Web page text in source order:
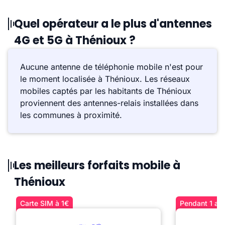
Quel opérateur a le plus d'antennes
4G et 5G à Thénioux ?
Aucune antenne de téléphonie mobile n'est pour
le moment localisée à Thénioux. Les réseaux
mobiles captés par les habitants de Thénioux
proviennent des antennes-relais installées dans
les communes à proximité.
Les meilleurs forfaits mobile à
Thénioux
Carte SIM à 1€ Pendant 1